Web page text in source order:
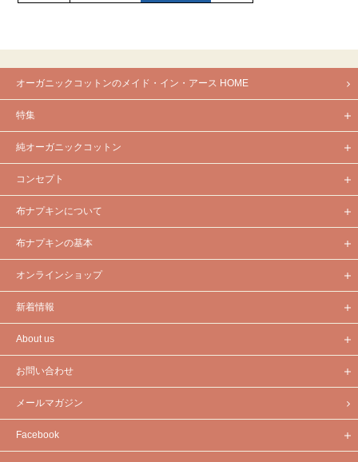
オーガニックコットンのメイド・イン・アース HOME
特集
純オーガニックコットン
コンセプト
布ナプキンについて
布ナプキンの基本
オンラインショップ
新着情報
About us
お問い合わせ
メールマガジン
Facebook